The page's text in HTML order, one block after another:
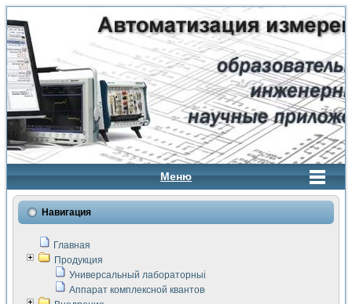
Меню
Навигация
Главная
Продукция
Универсальный лабораторный стенд "Сигнал-USB"
Аппарат комплексной квантовой терапии Интроскан